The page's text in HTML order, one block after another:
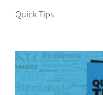
Quick Tips